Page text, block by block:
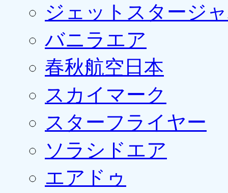
ジェットスタージ
バニラエア
春秋航空日本
スカイマーク
スターフライヤー
ソラシドエア
エアドゥ